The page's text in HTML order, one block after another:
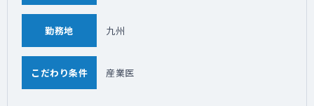
勤務地 九州
こだわり条件 産業医